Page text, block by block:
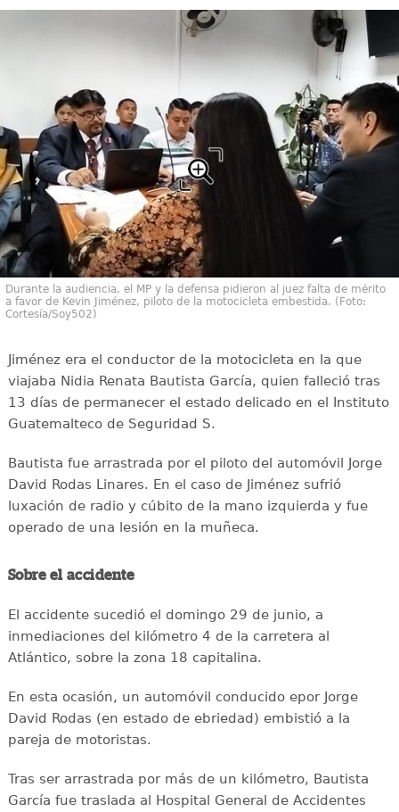
Durante la audiencia, el MP y la defensa pidieron al juez falta de mérito
a favor de Kevin Jiménez, piloto de la motocicleta embestida. (Foto:
Cortesía/Soy502)
Jiménez era el conductor de la motocicleta en la que
viajaba Nidia Renata Bautista García, quien falleció tras
13 días de permanecer el estado delicado en el Instituto
Guatemalteco de Seguridad S.
Bautista fue arrastrada por el piloto del automóvil Jorge
David Rodas Linares. En el caso de Jiménez sufrió
luxación de radio y cúbito de la mano izquierda y fue
operado de una lesión en la muñeca.
Sobre el accidente
El accidente sucedió el domingo 29 de junio, a
inmediaciones del kilómetro 4 de la carretera al
Atlántico, sobre la zona 18 capitalina.
En esta ocasión, un automóvil conducido epor Jorge
David Rodas (en estado de ebriedad) embistió a la
pareja de motoristas.
Tras ser arrastrada por más de un kilómetro, Bautista
García fue traslada al Hospital General de Accidentes